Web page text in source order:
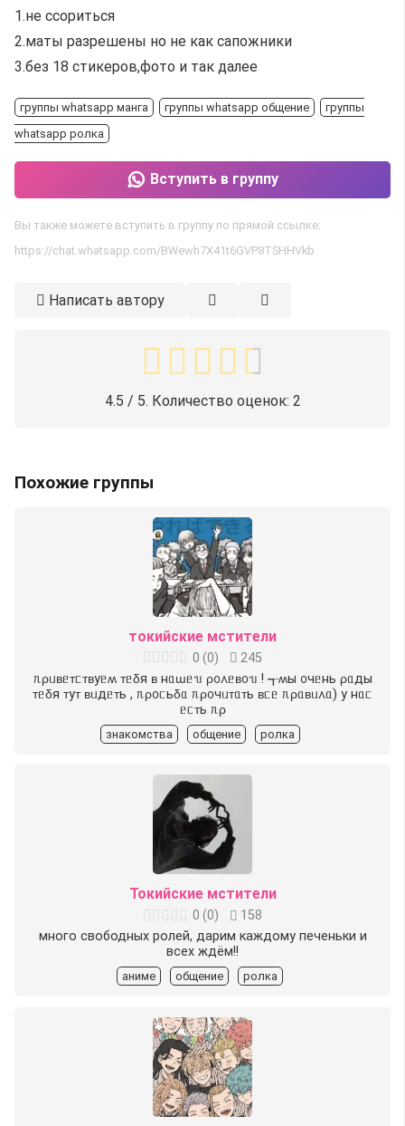
1.не ссориться
2.маты разрешены но не как сапожники
3.без 18 стикеров,фото и так далее
группы whatsapp манга группы whatsapp общение
группы
whatsapp ролка
Вступить в группу
Вы также можете вступить в группу по прямой ссылке:
https://chat.whatsapp.com/BWewh7X41t6GVP8TSHHVkb
Написать автору
4.5 / 5. Количество оценок: 2
Похожие группы
токийские мстители
0 (0)
245
︎ᥰρᥙʙᥱᴛᥴᴛʙуᥱʍ ᴛᥱδя ʙ нᥲɯᥱᥔ ρ᧐᧘ᥱʙ᧐ᥔ !︎ ┱︎ʍы ᧐чᥱнь ρᥲды
ᴛᥱδя ᴛуᴛ ʙᥙдᥱᴛь , ᥰρ᧐ᥴьδᥲ ᥰρ᧐чᥙᴛᥲᴛь ʙᥴᥱ ᥰρᥲʙᥙ᧘ᥲ) у нᥲᥴ
ᥱᥴᴛь ᥰρ
знакомства общение ролка
Токийские мстители
0 (0)
158
много свободных ролей, дарим каждому печеньки и
всех ждём!!
аниме общение ролка